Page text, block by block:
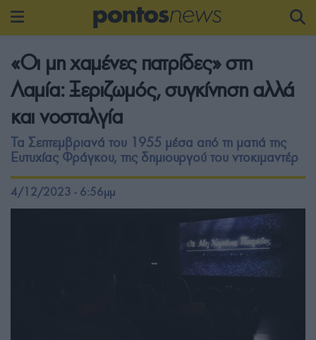
«Οι μη χαμένες πατρίδες» στη
Λαμία: Ξεριζωμός, συγκίνηση αλλά
και νοσταλγία
Τα Σεπτεμβριανά του 1955 μέσα από τη ματιά της
Ευτυχίας Φράγκου, της δημιουργού του ντοκιμαντέρ
4/12/2023 - 6:56μμ